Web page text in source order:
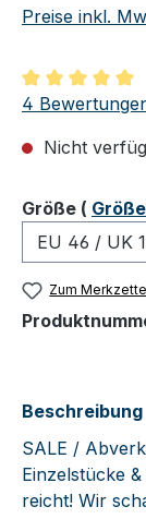
Preise inkl.
4
Nicht
Größe (
Zum
Beschreibung
SALE /
Einzelstücke
reicht! Wir